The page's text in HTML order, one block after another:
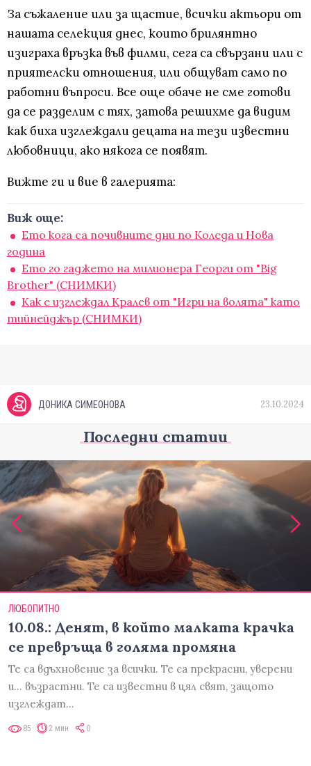
За съжаление или за щастие, всички актьори от
нашата селекция днес, които брилянтно
изиграха връзка във филми, сега са свързани или с
приятелски отношения, или общуват само по
работни въпроси. Все още обаче не сме готови
да се разделим с тях, затова решихме да видим
как биха изглеждали децата на тези известни
любовници, ако някога се появят.
Вижте ги и вие в галерията:
Виж още:
Ето кога са почивните дни по Коледа и Нова
година
Ето го гаджето на милионера Георги от "Big
Brother" (СНИМКИ)
Как е изглеждал Кралев от "Игри на волята" като
тийнейджър (СНИМКИ)
ДОНИКА СИМЕОНОВА 23.10.2024
Последни статии
ЛЮБОПИТНО
10.08.: Денят, в който малката крачка
се превръща в голяма промяна
Те са вдъхновение за всички. Те са прекрасни, уверени
и... възрастни. Те са известни в цял свят, защото
изглеждат…
85 2 мин 0